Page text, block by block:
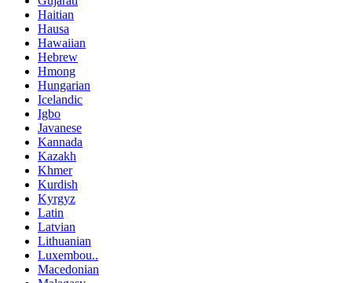
Haitian
Hausa
Hawaiian
Hebrew
Hmong
Hungarian
Icelandic
Igbo
Javanese
Kannada
Kazakh
Khmer
Kurdish
Kyrgyz
Latin
Latvian
Lithuanian
Luxembou..
Macedonian